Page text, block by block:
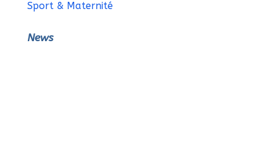
Sport & Maternité
News